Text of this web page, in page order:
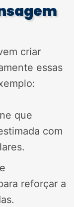
criar
essas
que
com
reforçar a